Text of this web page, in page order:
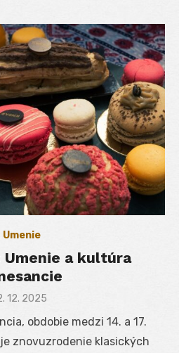
Umenie
Umenie a kultúra
12. 2025
obdobie medzi 14. a 17.
znovuzrodenie klasických